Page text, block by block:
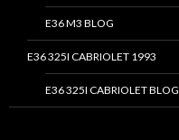
E36 M3 BLOG
E36 325I CABRIOLET 1993
E36 325I CABRIOLET BLOG